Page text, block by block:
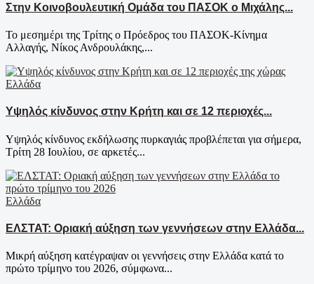
Στην Κοινοβουλευτική Ομάδα του ΠΑΣΟΚ ο Μιχάλης...
Το μεσημέρι της Τρίτης ο Πρόεδρος του ΠΑΣΟΚ-Κίνημα
Αλλαγής, Νίκος Ανδρουλάκης,...
Ελλάδα
Υψηλός κίνδυνος στην Κρήτη και σε 12 περιοχές...
Υψηλός κίνδυνος εκδήλωσης πυρκαγιάς προβλέπεται για σήμερα,
Τρίτη 28 Ιουλίου, σε αρκετές...
Ελλάδα
ΕΛΣΤΑΤ: Οριακή αύξηση των γεννήσεων στην Ελλάδα...
Μικρή αύξηση κατέγραψαν οι γεννήσεις στην Ελλάδα κατά το
πρώτο τρίμηνο του 2026, σύμφωνα...